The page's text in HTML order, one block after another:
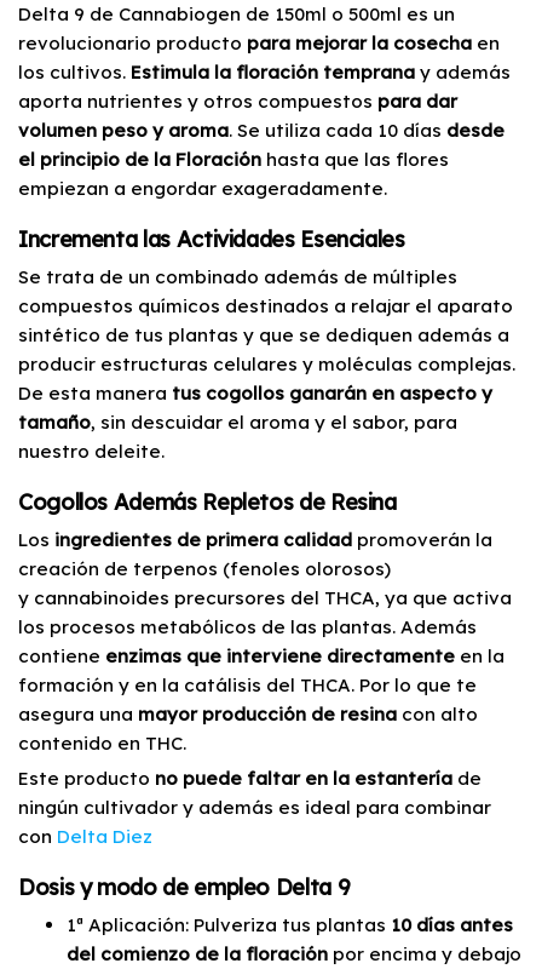
Delta 9 de Cannabiogen de 150ml o 500ml es un
revolucionario producto para mejorar la cosecha en
los cultivos. Estimula la floración temprana y además
aporta nutrientes y otros compuestos para dar
volumen peso y aroma. Se utiliza cada 10 días desde
el principio de la Floración hasta que las flores
empiezan a engordar exageradamente.
Incrementa las Actividades Esenciales
Se trata de un combinado además de múltiples
compuestos químicos destinados a relajar el aparato
sintético de tus plantas y que se dediquen además a
producir estructuras celulares y moléculas complejas.
De esta manera tus cogollos ganarán en aspecto y
tamaño, sin descuidar el aroma y el sabor, para
nuestro deleite.
Cogollos Además Repletos de Resina
Los ingredientes de primera calidad promoverán la
creación de terpenos (fenoles olorosos)
y cannabinoides precursores del THCA, ya que activa
los procesos metabólicos de las plantas. Además
contiene enzimas que interviene directamente en la
formación y en la catálisis del THCA. Por lo que te
asegura una mayor producción de resina con alto
contenido en THC.
Este producto no puede faltar en la estantería de
ningún cultivador y además es ideal para combinar
con Delta Diez
Dosis y modo de empleo Delta 9
1ª Aplicación: Pulveriza tus plantas 10 días antes
del comienzo de la floración por encima y debajo